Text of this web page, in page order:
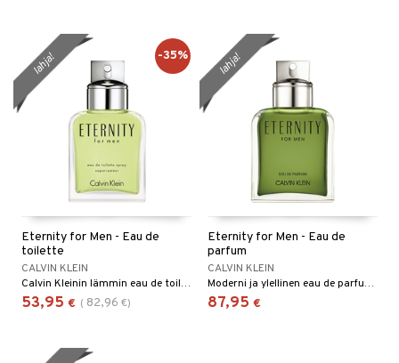
Eternity for Men - Eau de
toilette
CALVIN KLEIN
Calvin Kleinin lämmin eau de toilette
53,95 € ( 82,96 €)
lahja! -35%
Eternity for Men - Eau de
parfum
CALVIN KLEIN
Moderni ja ylellinen eau de parfum Calvin Kleinilta
87,95 €
lahja!